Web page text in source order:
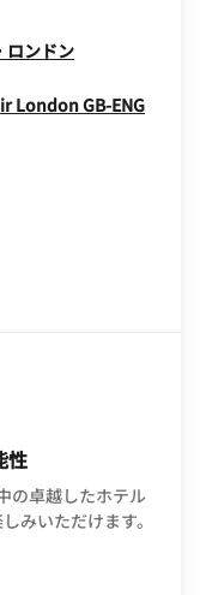
ロンドンOpens In
LondonGB-ENG
New Window
性
の卓越したホテル
みいただけます。